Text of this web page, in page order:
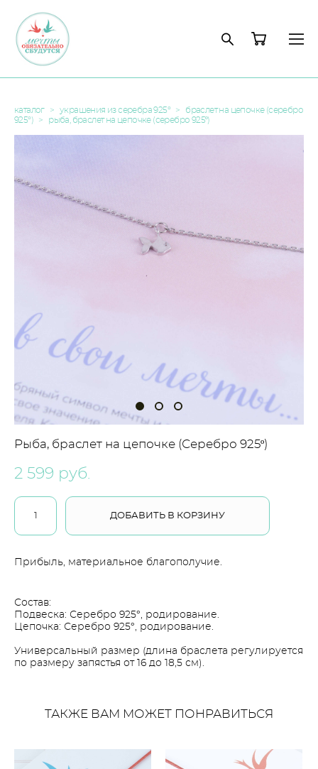
каталог > украшения из серебра 925° >
браслет на цепочке (серебро
925°)
> рыба, браслет на цепочке (серебро 925º)
Рыба, браслет на цепочке (Серебро 925º)
2 599 pуб.
ДОБАВИТЬ В КОРЗИНУ
Прибыль, материальное благополучие.
Состав:
Подвеска: Серебро 925°, родирование.
Цепочка: Серебро 925°, родирование.
Универсальный размер (длина браслета регулируется
по размеру запястья от 16 до 18,5 см).
ТАКЖЕ ВАМ МОЖЕТ ПОНРАВИТЬСЯ